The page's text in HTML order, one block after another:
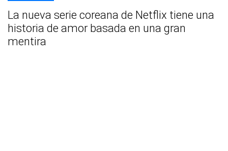
La nueva serie coreana de Netflix tiene una
historia de amor basada en una gran
mentira